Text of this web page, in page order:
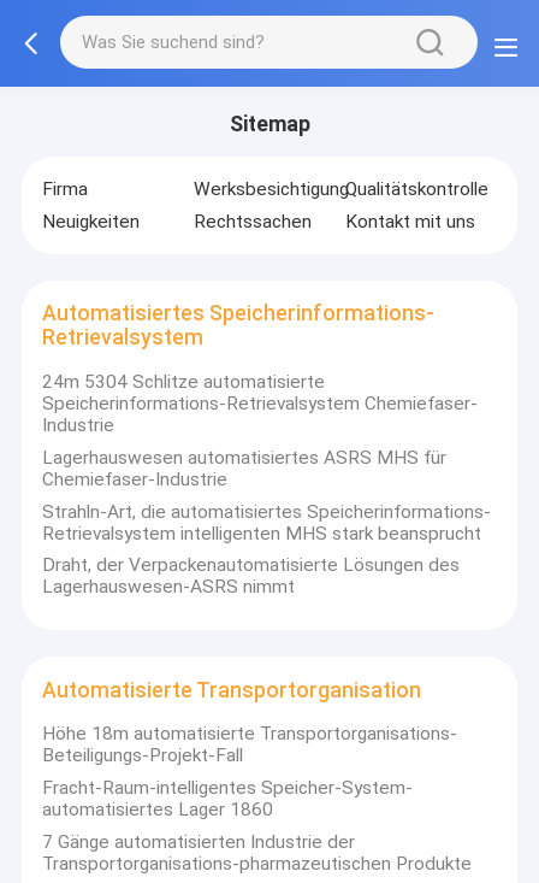
Sitemap
Firma WerksbesichtigungQualitätskontrolle
Neuigkeiten
Rechtssachen Kontakt mit uns
Automatisiertes Speicherinformations-
Retrievalsystem
24m 5304 Schlitze automatisierte
Speicherinformations-Retrievalsystem Chemiefaser-
Industrie
Lagerhauswesen automatisiertes ASRS MHS für
Chemiefaser-Industrie
Strahln-Art, die automatisiertes Speicherinformations-
Retrievalsystem intelligenten MHS stark beansprucht
Draht, der Verpackenautomatisierte Lösungen des
Lagerhauswesen-ASRS nimmt
Automatisierte Transportorganisation
Höhe 18m automatisierte Transportorganisations-
Beteiligungs-Projekt-Fall
Fracht-Raum-intelligentes Speicher-System-
automatisiertes Lager 1860
7 Gänge automatisierten Industrie der
Transportorganisations-pharmazeutischen Produkte